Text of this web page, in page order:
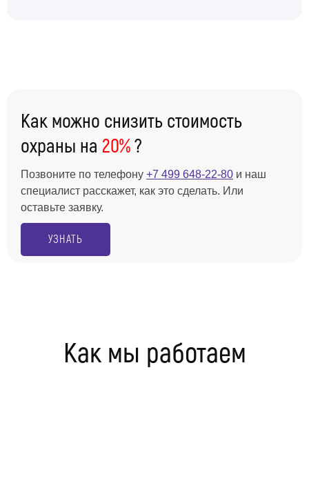
Как можно снизить стоимость
охраны на 20%?
Позвоните по телефону +7 499 648-22-80 и наш
специалист расскажет, как это сделать. Или
оставьте заявку.
УЗНАТЬ
Как мы работаем